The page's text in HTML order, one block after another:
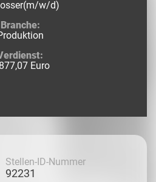
w/d)
Branche:
Euro
Stellen-ID-Nummer
92231